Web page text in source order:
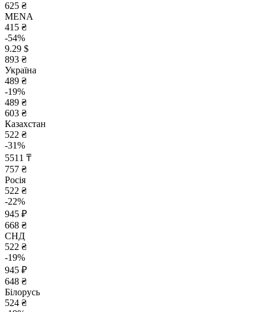
625 ₴
MENA
415 ₴
-54%
9.29 $
893 ₴
Україна
489 ₴
-19%
489 ₴
603 ₴
Казахстан
522 ₴
-31%
5511 ₸
757 ₴
Росія
522 ₴
-22%
945 ₽
668 ₴
СНД
522 ₴
-19%
945 ₽
648 ₴
Білорусь
524 ₴